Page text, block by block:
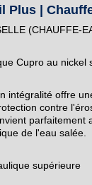
Plus |
(CHAUFFE-
Cupro au nickel
intégralité offre
contre
parfaitement
de l'eau salée.
supérieure